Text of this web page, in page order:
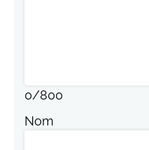
0/800
Nom